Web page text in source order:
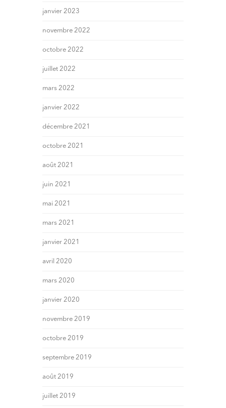
janvier 2023
novembre 2022
octobre 2022
juillet 2022
mars 2022
janvier 2022
décembre 2021
octobre 2021
août 2021
juin 2021
mai 2021
mars 2021
janvier 2021
avril 2020
mars 2020
janvier 2020
novembre 2019
octobre 2019
septembre 2019
août 2019
juillet 2019